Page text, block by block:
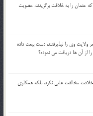
عثمان را به خلافت برگزيدند، عضويت
ولايت وي را نپذيرفتند، دست بيعت داده
از آن ها دريافت مي نموده؟
مخالفت علني نکرد، بلكه همكاري